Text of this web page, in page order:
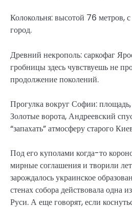
Колокольня: высотой 76 метров,
город.
Древний некрополь: саркофаг
гробницы здесь чувствуешь не
продолжение поколений.
Прогулка вокруг Софии:
Золотые ворота, Андреевский
“запахать” атмосферу старого
Под его куполами когда-то
мирные соглашения и творили
зарождалось украинское
стенах собора действовала одна
Руси. А еще говорят, если